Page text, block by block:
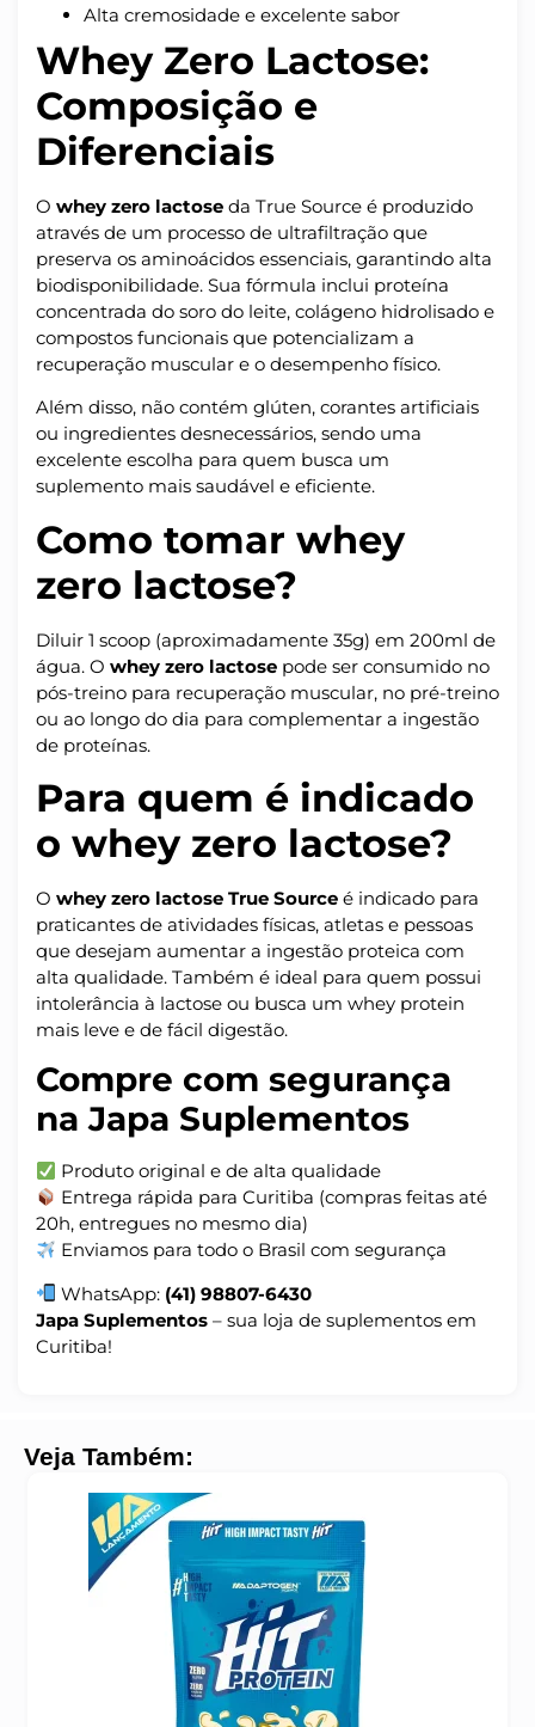
Alta cremosidade e excelente sabor
Whey Zero Lactose:
Composição e
Diferenciais
O whey zero lactose da True Source é produzido
através de um processo de ultrafiltração que
preserva os aminoácidos essenciais, garantindo alta
biodisponibilidade. Sua fórmula inclui proteína
concentrada do soro do leite, colágeno hidrolisado e
compostos funcionais que potencializam a
recuperação muscular e o desempenho físico.
Além disso, não contém glúten, corantes artificiais
ou ingredientes desnecessários, sendo uma
excelente escolha para quem busca um
suplemento mais saudável e eficiente.
Como tomar whey
zero lactose?
Diluir 1 scoop (aproximadamente 35g) em 200ml de
água. O whey zero lactose pode ser consumido no
pós-treino para recuperação muscular, no pré-treino
ou ao longo do dia para complementar a ingestão
de proteínas.
Para quem é indicado
o whey zero lactose?
O whey zero lactose True Source é indicado para
praticantes de atividades físicas, atletas e pessoas
que desejam aumentar a ingestão proteica com
alta qualidade. Também é ideal para quem possui
intolerância à lactose ou busca um whey protein
mais leve e de fácil digestão.
Compre com segurança
na Japa Suplementos
Produto original e de alta qualidade
Entrega rápida para Curitiba (compras feitas até
20h, entregues no mesmo dia)
Enviamos para todo o Brasil com segurança
WhatsApp: (41) 98807-6430
Japa Suplementos – sua loja de suplementos em
Curitiba!
Veja Também: